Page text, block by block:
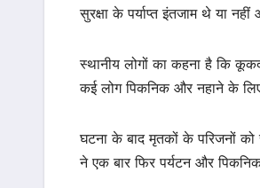
सुरक्षा के पर्याप्त इंतजाम थे या
स्थानीय लोगों का कहना है कि
कई लोग पिकनिक और नहाने के
घटना के बाद मृतकों के परिजनों को
ने एक बार फिर पर्यटन और